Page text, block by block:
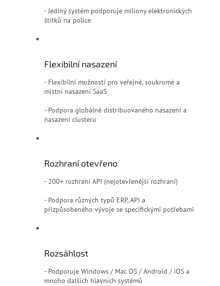
- Jediný systém podporuje miliony elektronických
štítků na police
Flexibilní nasazení
- Flexibilní možnosti pro veřejné, soukromé a
místní nasazení SaaS
- Podpora globálně distribuovaného nasazení a
nasazení clusteru
Rozhraní otevřeno
- 200+ rozhraní API (nejotevřenější rozhraní)
- Podpora různých typů ERP, API a
přizpůsobeného vývoje se specifickými potřebami
Rozsáhlost
- Podporuje Windows / Mac OS / Android / iOS a
mnoho dalších hlavních systémů